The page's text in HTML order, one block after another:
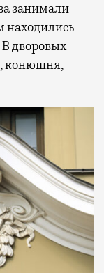
занимали
находились
дворовых
конюшня,